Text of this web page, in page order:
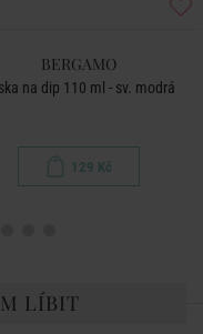
BERGAMO
na dip 110 ml - sv. modrá
129 Kč
LÍBIT